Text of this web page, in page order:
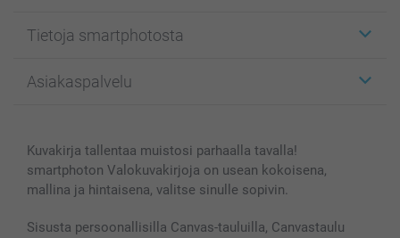
Kuvakortit
Kuvakirjat
Kännykkä & Tabletti
MyNameBook
Valokuvakehykset & Lisätarvikkeet
Tietoja smartphotosta
Affiliate ohjelma
Sivukartta
Ehdot/takuut
Asiakaspalvelu
smartbonus
Hinnat & maksutavat
Kuvakirja tallentaa muistosi parhaalla tavalla!
smartphoton Valokuvakirjoja on usean kokoisena,
mallina ja hintaisena, valitse sinulle sopivin.
Sisusta persoonallisilla Canvas-tauluilla, Canvastaulu